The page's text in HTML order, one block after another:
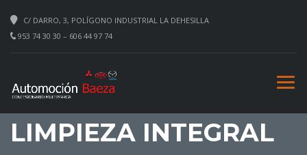
C/ DARRO, 3, POLÍGONO INDUSTRIAL LA DEHESILLA
953 74 30 30 – 606 44 97 74
LIMPIEZA INTEGRAL